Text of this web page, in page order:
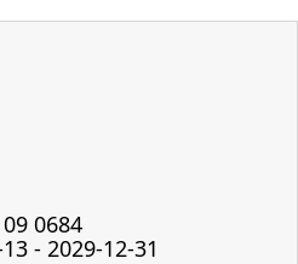
0684
- 2029-12-31